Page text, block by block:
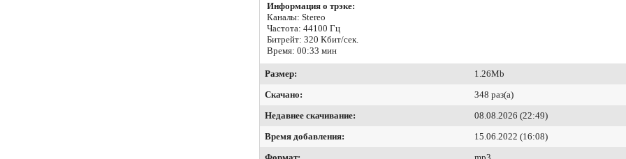
Информация о трэке:
Каналы: Stereo
Частота: 44100 Гц
Битрейт: 320 Кбит/сек.
Время: 00:33 мин
Размер:
1.26Mb
Скачано:
348 раз(а)
Недавнее скачивание:
08.08.2026 (22:49)
Время добавления:
15.06.2022 (16:08)